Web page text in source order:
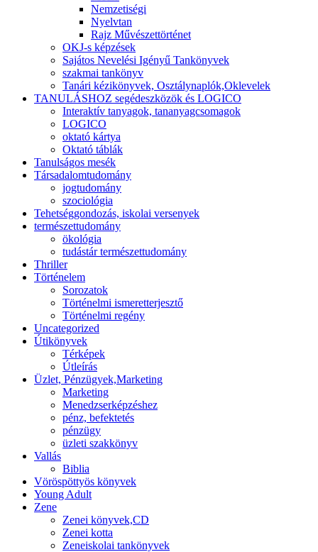
Nemzetiségi
Nyelvtan
Rajz Művészettörténet
OKJ-s képzések
Sajátos Nevelési Igényű Tankönyvek
szakmai tankönyv
Tanári kézikönyvek, Osztálynaplók,Oklevelek
TANULÁSHOZ segédeszközök és LOGICO
Interaktív tanyagok, tananyagcsomagok
LOGICO
oktató kártya
Oktató táblák
Tanulságos mesék
Társadalomtudomány
jogtudomány
szociológia
Tehetséggondozás, iskolai versenyek
természettudomány
ökológia
tudástár természettudomány
Thriller
Történelem
Sorozatok
Történelmi ismeretterjesztő
Történelmi regény
Uncategorized
Útikönyvek
Térképek
Útleírás
Üzlet, Pénzügyek,Marketing
Marketing
Menedzserképzéshez
pénz, befektetés
pénzügy
üzleti szakkönyv
Vallás
Biblia
Vöröspöttyös könyvek
Young Adult
Zene
Zenei könyvek,CD
Zenei kotta
Zeneiskolai tankönyvek